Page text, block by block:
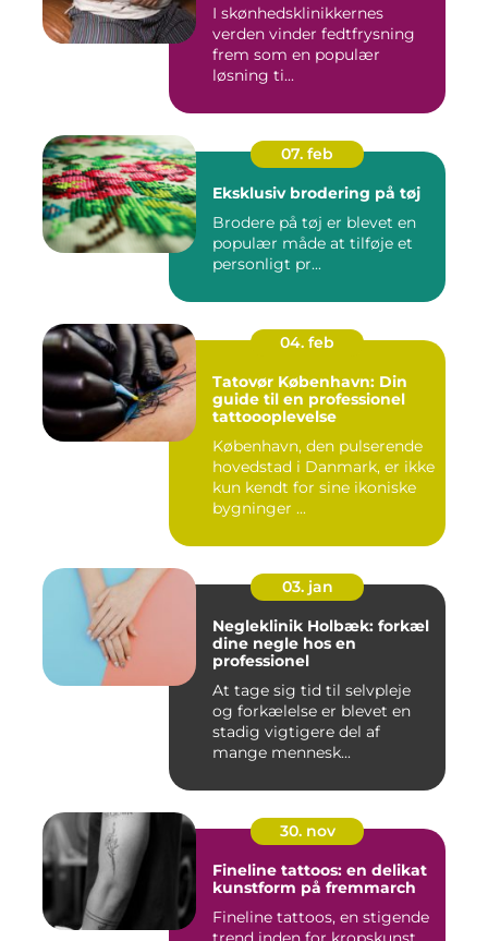
I skønhedsklinikkernes
verden vinder fedtfrysning
frem som en populær
løsning ti...
07. feb
Eksklusiv brodering på tøj
Brodere på tøj er blevet en
populær måde at tilføje et
personligt pr...
04. feb
Tatovør København: Din
guide til en professionel
tattoooplevelse
København, den pulserende
hovedstad i Danmark, er ikke
kun kendt for sine ikoniske
bygninger ...
03. jan
Negleklinik Holbæk: forkæl
dine negle hos en
professionel
At tage sig tid til selvpleje
og forkælelse er blevet en
stadig vigtigere del af
mange mennesk...
30. nov
Fineline tattoos: en delikat
kunstform på fremmarch
Fineline tattoos, en stigende